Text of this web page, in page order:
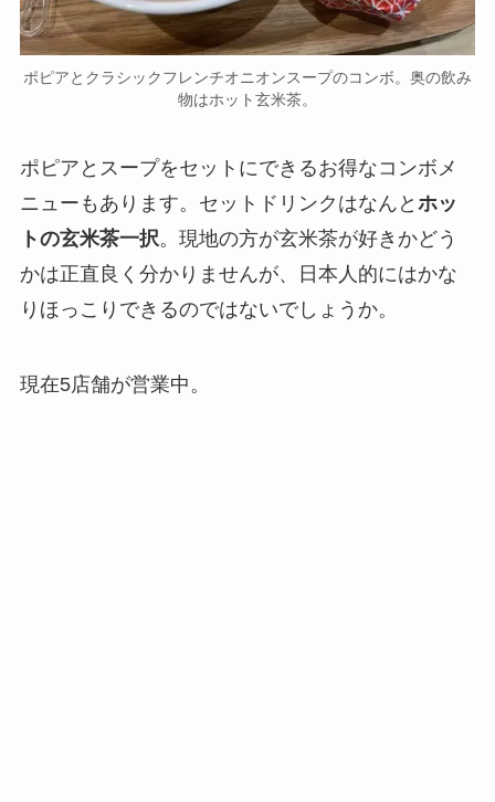
ポピアとクラシックフレンチオニオンスープのコンボ。奥の飲み
物はホット玄米茶。
ポピアとスープをセットにできるお得なコンボメ
ニューもあります。セットドリンクはなんと ホッ
トの玄米茶一択。現地の方が玄米茶が好きかどう
かは正直良く分かりませんが、日本人的にはかな
りほっこりできるのではないでしょうか。
現在5店舗が営業中。